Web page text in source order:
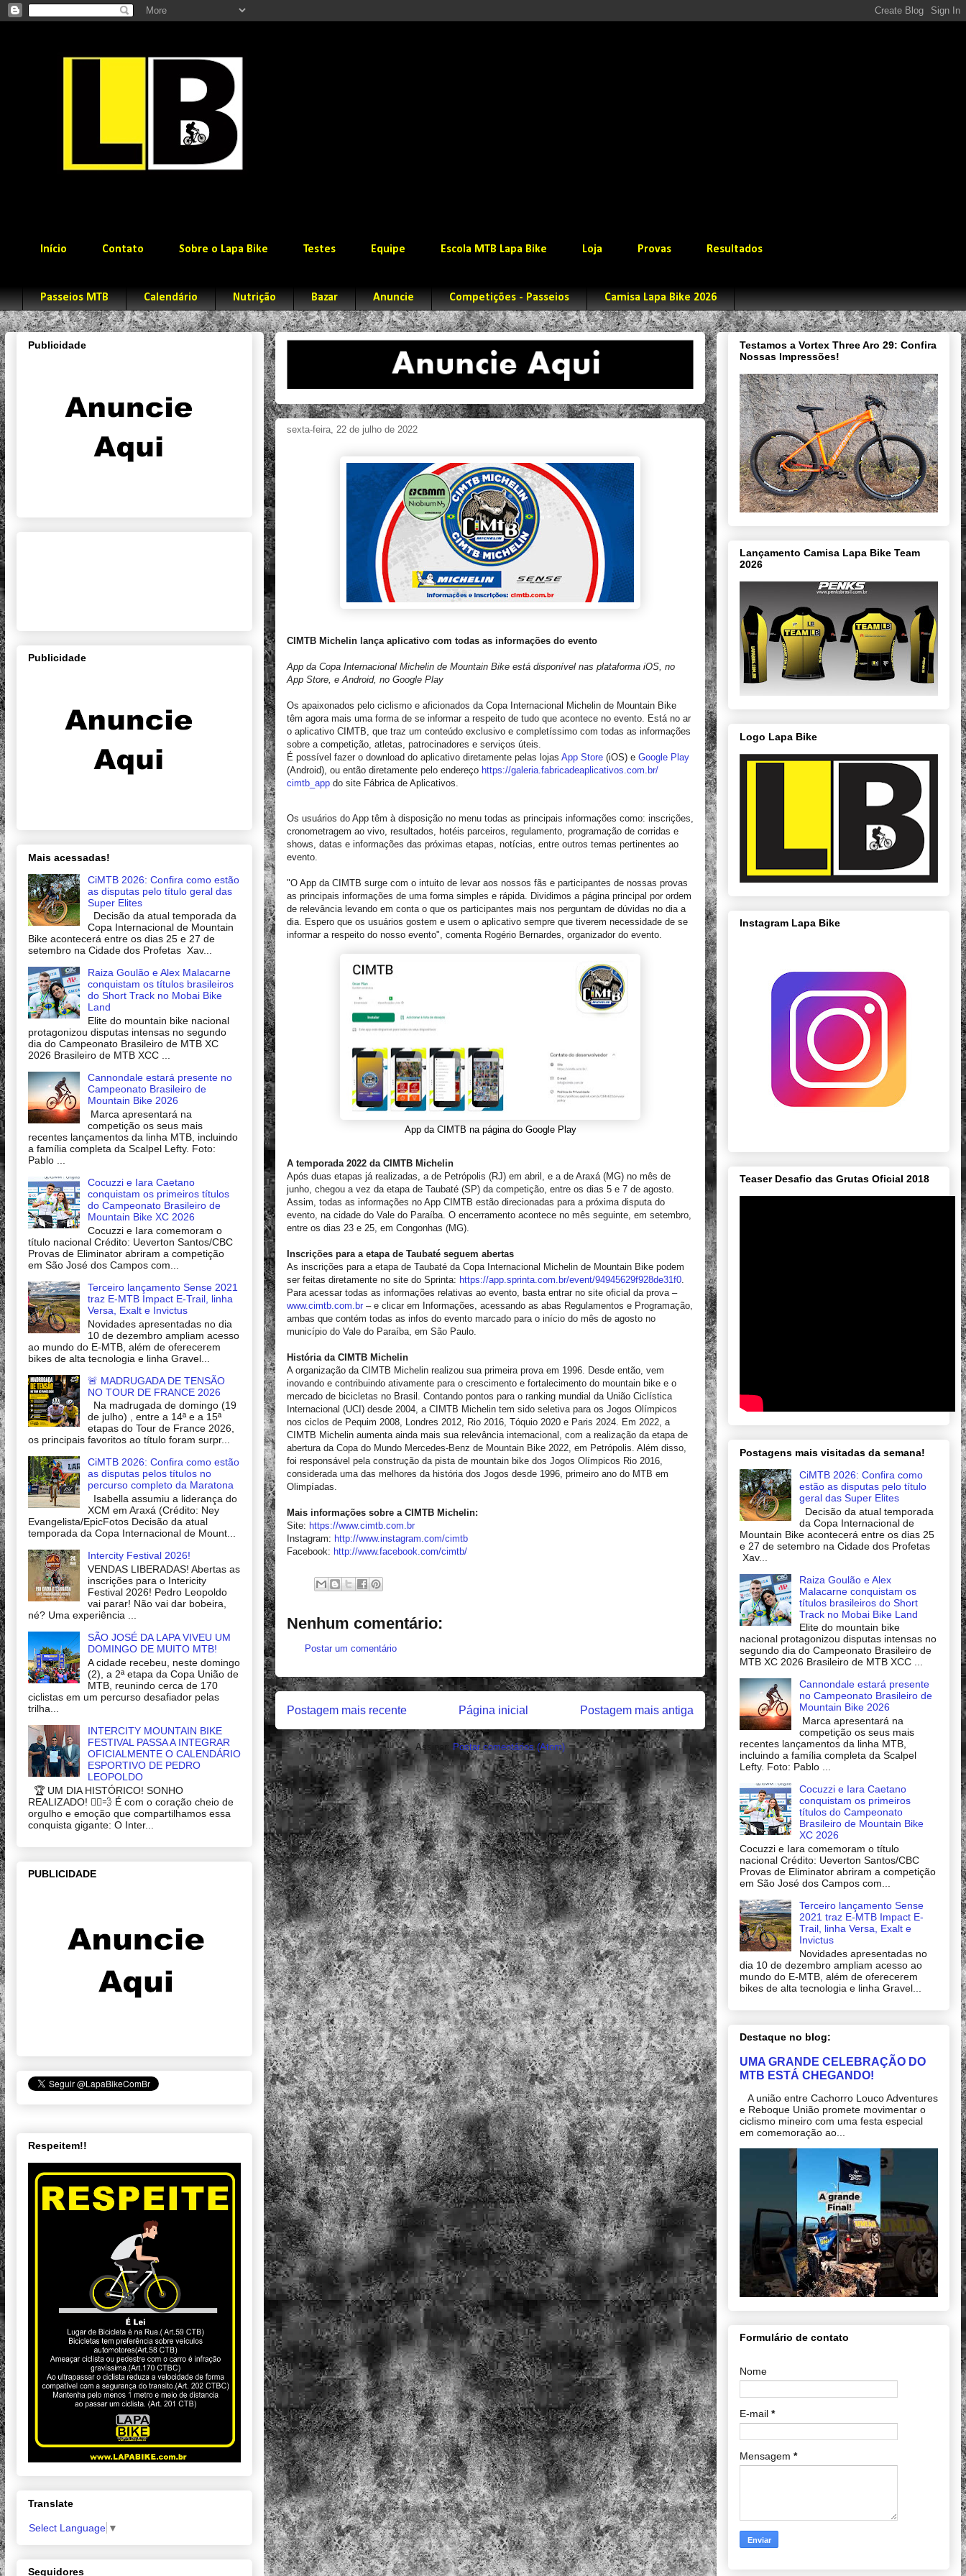
Início Contato Sobre o Lapa Bike Testes Equipe Escola MTB Lapa Bike Loja Provas Resultados
Passeios MTB Calendário Nutrição Bazar Anuncie Competições - Passeios Camisa Lapa Bike 2026
sexta-feira, 22 de julho de 2022
CIMTB Michelin lança aplicativo com todas as informações do evento
App da Copa Internacional Michelin de Mountain Bike está disponível nas plataforma iOS, no
App Store, e Android, no Google Play
Os apaixonados pelo ciclismo e aficionados da Copa Internacional Michelin de Mountain Bike
têm agora mais uma forma de se informar a respeito de tudo que acontece no evento. Está no ar
o aplicativo CIMTB, que traz um conteúdo exclusivo e completíssimo com todas as informações
sobre a competição, atletas, patrocinadores e serviços úteis.
É possível fazer o download do aplicativo diretamente pelas lojas App Store (iOS) e Google Play
(Android), ou então diretamente pelo endereço https://galeria.fabricadeaplicativos.com.br/
cimtb_app do site Fábrica de Aplicativos.
Os usuários do App têm à disposição no menu todas as principais informações como: inscrições,
cronometragem ao vivo, resultados, hotéis parceiros, regulamento, programação de corridas e
shows, datas e informações das próximas etapas, notícias, entre outros temas pertinentes ao
evento.
"O App da CIMTB surge com o intuito de levar aos nossos fãs e participantes de nossas provas
as principais informações de uma forma simples e rápida. Dividimos a página principal por ordem
de relevância levando em conta o que os participantes mais nos perguntam de dúvidas no dia a
dia. Espero que os usuários gostem e usem o aplicativo sempre que tiverem necessidade de se
informar a respeito do nosso evento", comenta Rogério Bernardes, organizador do evento.
App da CIMTB na página do Google Play
A temporada 2022 da CIMTB Michelin
Após duas etapas já realizadas, a de Petrópolis (RJ) em abril, e a de Araxá (MG) no mês de
junho, chegou a vez da etapa de Taubaté (SP) da competição, entre os dias 5 e 7 de agosto.
Assim, todas as informações no App CIMTB estão direcionadas para a próxima disputa do
evento, na cidade do Vale do Paraíba. O encerramento acontece no mês seguinte, em setembro,
entre os dias 23 e 25, em Congonhas (MG).
Inscrições para a etapa de Taubaté seguem abertas
As inscrições para a etapa de Taubaté da Copa Internacional Michelin de Mountain Bike podem
ser feitas diretamente no site do Sprinta: https://app.sprinta.com.br/event/94945629f928de31f0
Para acessar todas as informações relativas ao evento, basta entrar no site oficial da prova –
www.cimtb.com.br – e clicar em Informações, acessando as abas Regulamentos e Programação,
ambas que contém todas as infos do evento marcado para o início do mês de agosto no
município do Vale do Paraíba, em São Paulo.
História da CIMTB Michelin
A organização da CIMTB Michelin realizou sua primeira prova em 1996. Desde então, vem
inovando e contribuindo ativamente para o crescimento e fortalecimento do mountain bike e o
mercado de bicicletas no Brasil. Contando pontos para o ranking mundial da União Ciclística
Internacional (UCI) desde 2004, a CIMTB Michelin tem sido seletiva para os Jogos Olímpicos
nos ciclos de Pequim 2008, Londres 2012, Rio 2016, Tóquio 2020 e Paris 2024. Em 2022, a
CIMTB Michelin aumenta ainda mais sua relevância internacional, com a realização da etapa de
abertura da Copa do Mundo Mercedes-Benz de Mountain Bike 2022, em Petrópolis. Além disso,
foi responsável pela construção da pista de mountain bike dos Jogos Olímpicos Rio 2016,
considerada uma das melhores da história dos Jogos desde 1996, primeiro ano do MTB em
Olimpíadas.
Mais informações sobre a CIMTB Michelin:
Site: https://www.cimtb.com.br
Instagram: http://www.instagram.com/cimtb
Facebook: http://www.facebook.com/cimtb/
Nenhum comentário:
Postar um comentário
Postagem mais recente Postagem mais antiga
Página inicial
Assinar: Postar comentários (Atom)
Publicidade
Publicidade
Mais acessadas!
CiMTB 2026: Confira como estão
as disputas pelo título geral das
Super Elites
Decisão da atual temporada da
Copa Internacional de Mountain
Bike acontecerá entre os dias 25 e 27 de
setembro na Cidade dos Profetas Xav...
Raiza Goulão e Alex Malacarne
conquistam os títulos brasileiros
do Short Track no Mobai Bike
Land
Elite do mountain bike nacional
protagonizou disputas intensas no segundo
dia do Campeonato Brasileiro de MTB XC
2026 Brasileiro de MTB XCC ...
Cannondale estará presente no
Campeonato Brasileiro de
Mountain Bike 2026
Marca apresentará na
competição os seus mais
recentes lançamentos da linha MTB, incluindo
a família completa da Scalpel Lefty. Foto:
Pablo ...
Cocuzzi e Iara Caetano
conquistam os primeiros títulos
do Campeonato Brasileiro de
Mountain Bike XC 2026
Cocuzzi e Iara comemoram o
título nacional Crédito: Ueverton Santos/CBC
Provas de Eliminator abriram a competição
em São José dos Campos com...
Terceiro lançamento Sense 2021
traz E-MTB Impact E-Trail, linha
Versa, Exalt e Invictus
Novidades apresentadas no dia
10 de dezembro ampliam acesso
ao mundo do E-MTB, além de oferecerem
bikes de alta tecnologia e linha Gravel...
🚨 MADRUGADA DE TENSÃO
NO TOUR DE FRANCE 2026
Na madrugada de domingo (19
de julho) , entre a 14ª e a 15ª
etapas do Tour de France 2026,
os principais favoritos ao título foram surpr...
CiMTB 2026: Confira como estão
as disputas pelos títulos no
percurso completo da Maratona
Isabella assumiu a liderança do
XCM em Araxá (Crédito: Ney
Evangelista/EpicFotos Decisão da atual
temporada da Copa Internacional de Mount...
Intercity Festival 2026!
VENDAS LIBERADAS! Abertas as
inscrições para o Intericity
Festival 2026! Pedro Leopoldo
vai parar! Não vai dar bobeira,
né? Uma experiência ...
SÃO JOSÉ DA LAPA VIVEU UM
DOMINGO DE MUITO MTB!
A cidade recebeu, neste domingo
(2), a 2ª etapa da Copa União de
MTB, reunindo cerca de 170
ciclistas em um percurso desafiador pelas
trilha...
INTERCITY MOUNTAIN BIKE
FESTIVAL PASSA A INTEGRAR
OFICIALMENTE O CALENDÁRIO
ESPORTIVO DE PEDRO
LEOPOLDO
🏆 UM DIA HISTÓRICO! SONHO
REALIZADO! 🚴‍♂️💨 É com o coração cheio de
orgulho e emoção que compartilhamos essa
conquista gigante: O Inter...
PUBLICIDADE
Respeitem!!
Translate
Select Language ▼
Seguidores
Testamos a Vortex Three Aro 29: Confira
Nossas Impressões!
Lançamento Camisa Lapa Bike Team
2026
Logo Lapa Bike
Instagram Lapa Bike
Teaser Desafio das Grutas Oficial 2018
Postagens mais visitadas da semana!
CiMTB 2026: Confira como
estão as disputas pelo título
geral das Super Elites
Decisão da atual temporada
da Copa Internacional de
Mountain Bike acontecerá entre os dias 25
e 27 de setembro na Cidade dos Profetas
Xav...
Raiza Goulão e Alex
Malacarne conquistam os
títulos brasileiros do Short
Track no Mobai Bike Land
Elite do mountain bike
nacional protagonizou disputas intensas no
segundo dia do Campeonato Brasileiro de
MTB XC 2026 Brasileiro de MTB XCC ...
Cannondale estará presente
no Campeonato Brasileiro de
Mountain Bike 2026
Marca apresentará na
competição os seus mais
recentes lançamentos da linha MTB,
incluindo a família completa da Scalpel
Lefty. Foto: Pablo ...
Cocuzzi e Iara Caetano
conquistam os primeiros
títulos do Campeonato
Brasileiro de Mountain Bike
XC 2026
Cocuzzi e Iara comemoram o título
nacional Crédito: Ueverton Santos/CBC
Provas de Eliminator abriram a competição
em São José dos Campos com...
Terceiro lançamento Sense
2021 traz E-MTB Impact E-
Trail, linha Versa, Exalt e
Invictus
Novidades apresentadas no
dia 10 de dezembro ampliam acesso ao
mundo do E-MTB, além de oferecerem
bikes de alta tecnologia e linha Gravel...
Destaque no blog:
UMA GRANDE CELEBRAÇÃO DO
MTB ESTÁ CHEGANDO!
A união entre Cachorro Louco Adventures
e Reboque União promete movimentar o
ciclismo mineiro com uma festa especial
em comemoração ao...
Formulário de contato
Nome
E-mail *
Mensagem *